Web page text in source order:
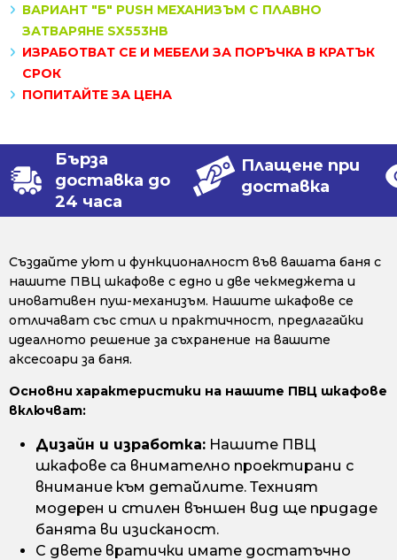
ВАРИАНТ "Б" PUSH МЕХАНИЗЪМ С ПЛАВНО
ЗАТВАРЯНЕ SX553HB
ИЗРАБОТВАТ СЕ И МЕБЕЛИ ЗА ПОРЪЧКА В КРАТЪК
СРОК
ПОПИТАЙТЕ ЗА ЦЕНА
Бърза
доставка до
24 часа
Плащене при
доставка
Създайте уют и функционалност във вашата баня с
нашите ПВЦ шкафове с едно и две чекмеджета и
иновативен пуш-механизъм. Нашите шкафове се
отличават със стил и практичност, предлагайки
идеалното решение за съхранение на вашите
аксесоари за баня.
Основни характеристики на нашите ПВЦ шкафове
включват:
Дизайн и изработка: Нашите ПВЦ
шкафове са внимателно проектирани с
внимание към детайлите. Техният
модерен и стилен външен вид ще придаде
банята ви изисканост.
С двете вратички имате достатъчно